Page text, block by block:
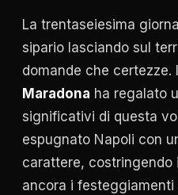
La trentaseiesima
sipario lasciando sul
domande che certezze.
Maradona ha regalato
significativi di questa
espugnato Napoli con
carattere, costringendo
ancora i